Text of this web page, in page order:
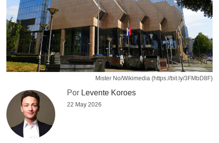
Mister No/Wikimedia (https://bit.ly/3FMbD8F)
Por Levente Koroes
22 May 2026